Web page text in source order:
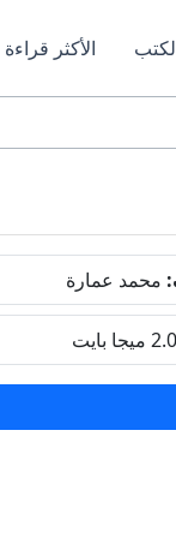
الأكثر قراءة
محمد عمارة